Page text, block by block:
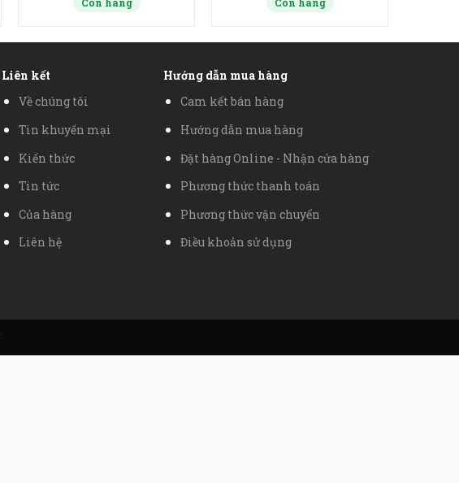
Còn hàng Còn hàng
Liên kết
Về chúng tôi
Tin khuyến mại
Kiến thức
Tin tức
Của hàng
Liên hệ
Hướng dẫn mua hàng
Cam kết bán hàng
Hướng dẫn mua hàng
Đặt hàng Online - Nhận cửa hàng
Phương thức thanh toán
Phương thức vận chuyển
Điều khoản sử dụng